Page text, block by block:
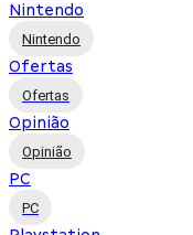
Nintendo
Nintendo
Ofertas
Ofertas
Opinião
Opinião
PC
PC